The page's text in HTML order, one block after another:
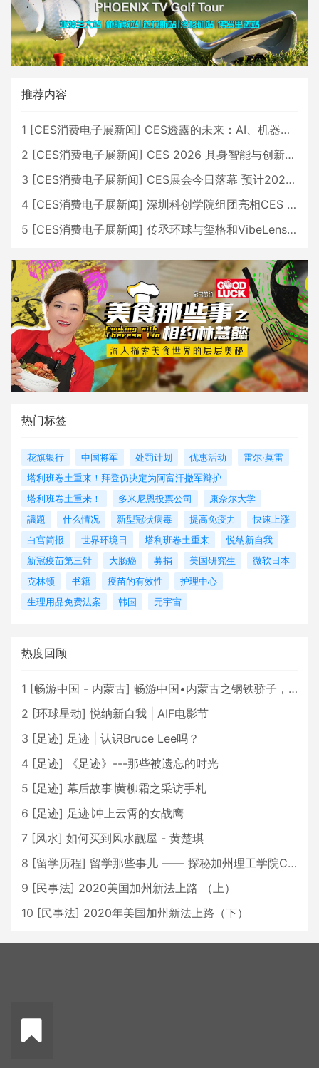
推荐内容
1 [CES消费电子展新闻] CES透露的未来：AI、机器人与智能生活大爆发
2 [CES消费电子展新闻] CES 2026 具身智能与创新领域 中国公司大放异彩
3 [CES消费电子展新闻] CES展会今日落幕 预计2026行业收入将超五千亿美元
4 [CES消费电子展新闻] 深圳科创学院组团亮相CES 广受好评
5 [CES消费电子展新闻] 传丞环球与玺格和VibeLens共同推出全新耳机
热门标签
花旗银行 中国将军 处罚计划 优惠活动
雷尔·莫雷
塔利班卷土重来！拜登仍决定为阿富汗撤军辩护
塔利班卷土重来！
多米尼恩投票公司
康奈尔大学
議題
什么情况 新型冠状病毒 提高免疫力
快速上涨
白宫简报
世界环境日 塔利班卷土重来
悦纳新自我
新冠疫苗第三针
大肠癌 募捐 美国研究生
微软日本
克林顿
书籍 疫苗的有效性
护理中心
生理用品免费法案
韩国 元宇宙
热度回顾
1 [畅游中国 - 内蒙古] 畅游中国•内蒙古之钢铁骄子，魅力包头
2 [环球星动] 悦纳新自我 | AIF电影节
3 [足迹] 足迹 | 认识Bruce Lee吗？
4 [足迹]
《足迹》---那些被遗忘的时光
5 [足迹] 幕后故事∣黄柳霜之采访手札
6 [足迹] 足迹∣冲上云霄的女战鹰
7 [风水] 如何买到风水靓屋 - 黄楚琪
8 [留学历程] 留学那些事儿 —— 探秘加州理工学院Caltech博士生活 [上集]
9 [民事法] 2020美国加州新法上路 （上）
10 [民事法] 2020年美国加州新法上路（下）